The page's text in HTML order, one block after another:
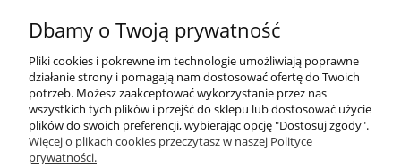
Informacja o cookies
Zwroty i reklamacje
Moje konto
Twoje zamówienia
Dbamy o Twoją prywatność
Pliki cookies i pokrewne im technologie umożliwiają poprawne
działanie strony i pomagają nam dostosować ofertę do Twoich
potrzeb. Możesz zaakceptować wykorzystanie przez nas
wszystkich tych plików i przejść do sklepu lub dostosować użycie
plików do swoich preferencji, wybierając opcję "Dostosuj zgody".
Więcej o plikach cookies przeczytasz w naszej Polityce
prywatności.